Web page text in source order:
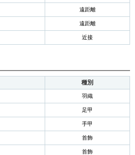
遠距離
遠距離
近接
種別
羽織
足甲
手甲
首飾
首飾